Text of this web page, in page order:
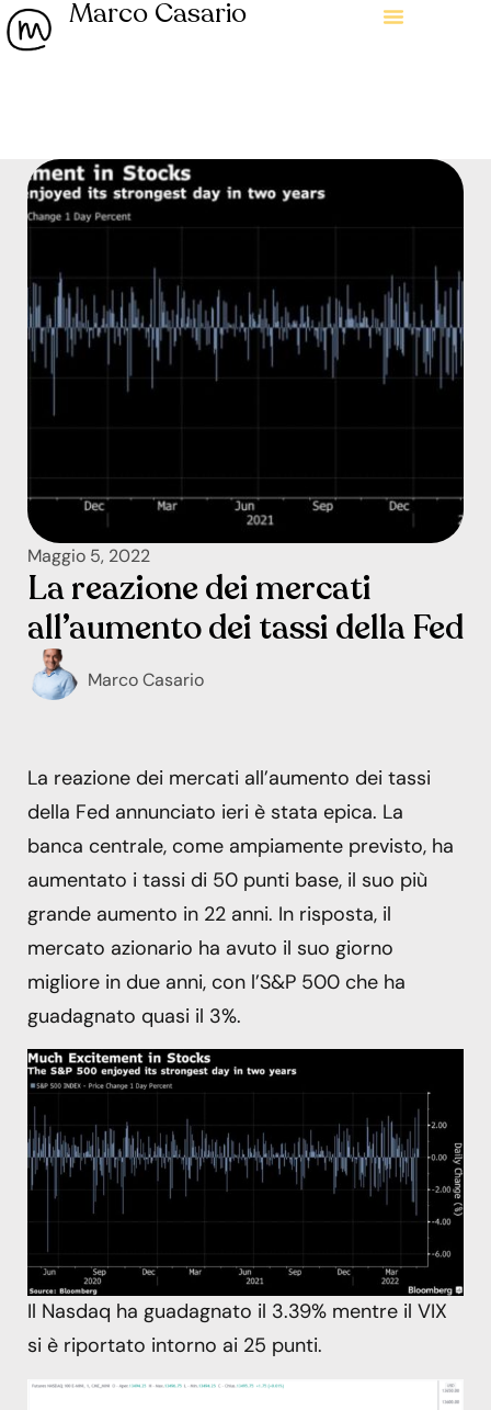
Marco Casario
Maggio 5, 2022
La reazione dei mercati
all’aumento dei tassi della Fed
Marco Casario
La reazione dei mercati all’aumento dei tassi
della Fed annunciato ieri è stata epica. La
banca centrale, come ampiamente previsto, ha
aumentato i tassi di 50 punti base, il suo più
grande aumento in 22 anni. In risposta, il
mercato azionario ha avuto il suo giorno
migliore in due anni, con l’S&P 500 che ha
guadagnato quasi il 3%.
Il Nasdaq ha guadagnato il 3.39% mentre il VIX
si è riportato intorno ai 25 punti.